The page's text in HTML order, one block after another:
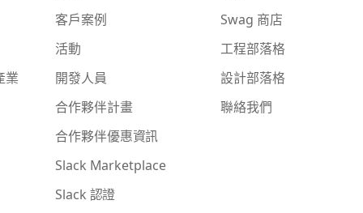
業
客戶案例
活動
開發人員
合作夥伴計畫
合作夥伴優惠資訊
Slack Marketplace
Slack 認證
Swag 商店
工程部落格
設計部落格
聯絡我們